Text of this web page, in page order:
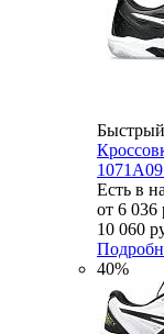
Есть в
от 6 036
10 060
40%